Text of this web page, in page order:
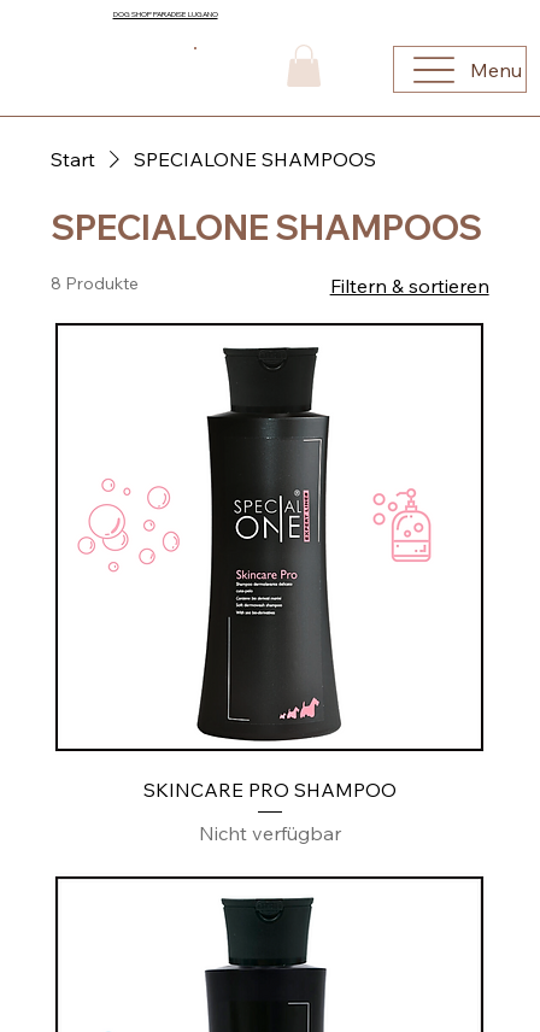
DOG SHOP PARADISE LUGANO
Menu
Start SPECIALONE SHAMPOOS
SPECIALONE SHAMPOOS
8 Produkte Filtern & sortieren
SKINCARE PRO SHAMPOO
Nicht verfügbar